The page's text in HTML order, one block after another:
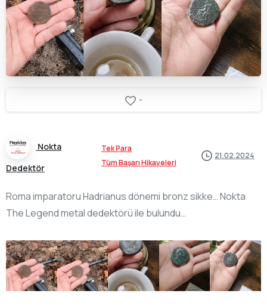
-
Nokta
Dedektör
Tek Para
Tüm Başarı Hikayeleri
21.02.2024
Roma imparatoru Hadrianus dönemi bronz sikke… Nokta
The Legend metal dedektörü ile bulundu…